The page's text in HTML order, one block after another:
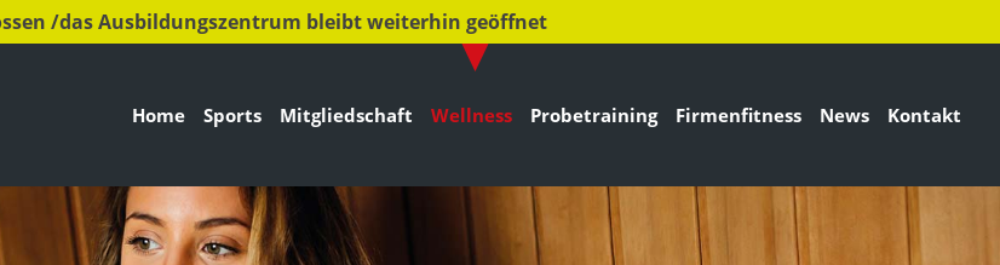
/das Ausbildungszentrum bleibt weiterhin geöffnet
Home Sports Mitgliedschaft Wellness Probetraining Firmenfitness News Kontakt